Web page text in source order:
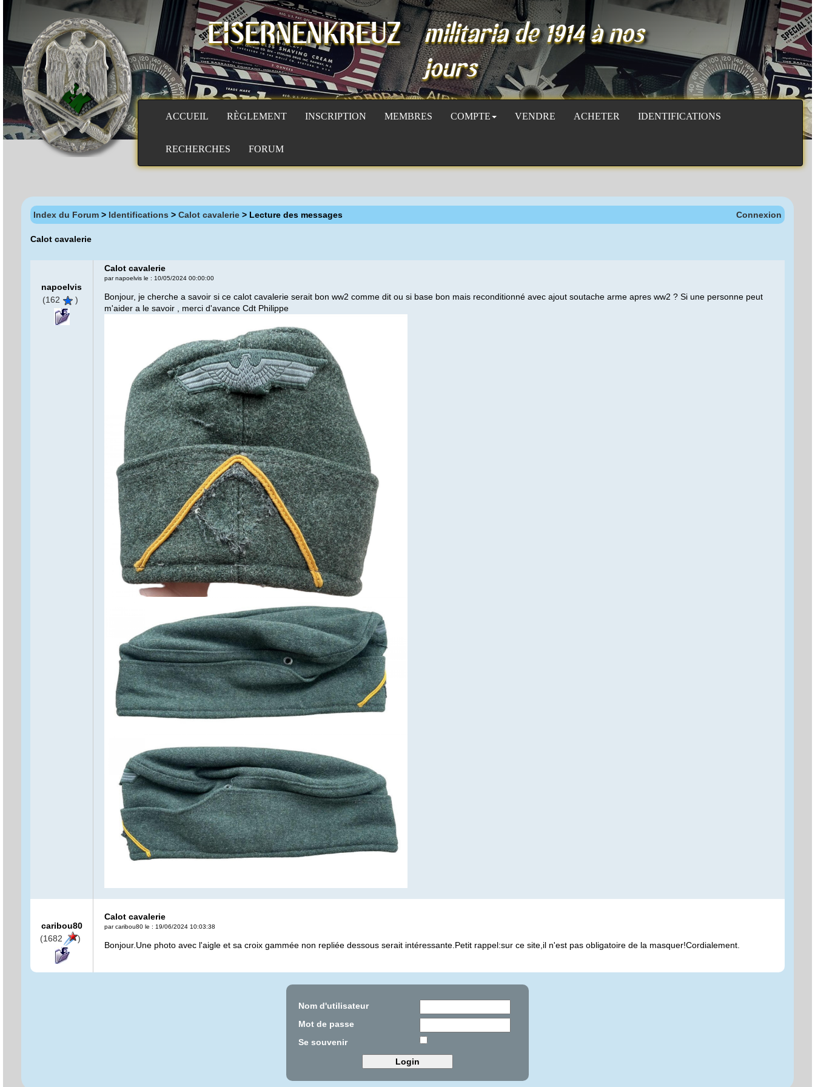
EISERNENKREUZ
militaria de 1914 à nos
jours
ACCUEIL RÈGLEMENT INSCRIPTION MEMBRES COMPTE VENDRE ACHETER IDENTIFICATIONS
RECHERCHES FORUM
Index du Forum > Identifications > Calot cavalerie > Lecture des messages Connexion
Calot cavalerie
napoelvis
(162
)
Calot cavalerie
par napoelvis le : 10/05/2024 00:00:00
Bonjour, je cherche a savoir si ce calot cavalerie serait bon ww2 comme dit ou si base bon mais reconditionné avec ajout soutache arme apres ww2 ? Si une personne peut
m'aider a le savoir , merci d'avance Cdt Philippe
caribou80
(1682
)
Calot cavalerie
par caribou80 le : 19/06/2024 10:03:38
Bonjour.Une photo avec l'aigle et sa croix gammée non repliée dessous serait intéressante.Petit rappel:sur ce site,il n'est pas obligatoire de la masquer!Cordialement.
Nom d'utilisateur
Mot de passe
Se souvenir